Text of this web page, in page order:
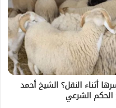
أثناء النقل؟ الشيخ أحمد
الشرعي